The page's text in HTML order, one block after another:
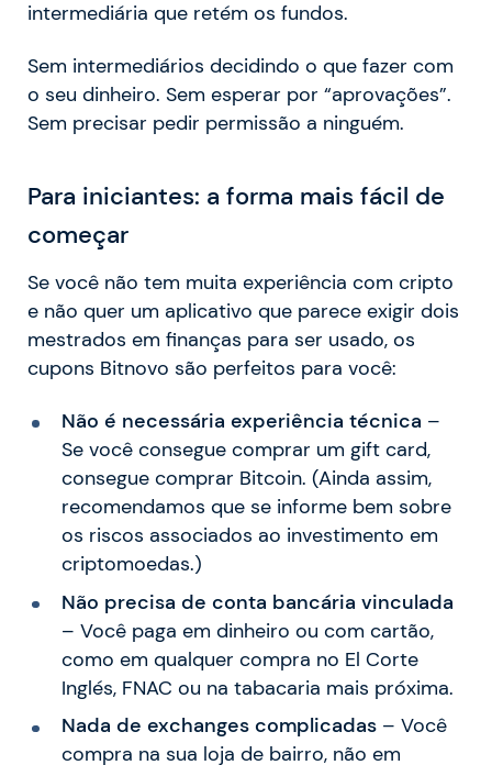
intermediária que retém os fundos.
Sem intermediários decidindo o que fazer com
o seu dinheiro. Sem esperar por “aprovações”.
Sem precisar pedir permissão a ninguém.
Para iniciantes: a forma mais fácil de
começar
Se você não tem muita experiência com cripto
e não quer um aplicativo que parece exigir dois
mestrados em finanças para ser usado, os
cupons Bitnovo são perfeitos para você:
Não é necessária experiência técnica –
Se você consegue comprar um gift card,
consegue comprar Bitcoin. (Ainda assim,
recomendamos que se informe bem sobre
os riscos associados ao investimento em
criptomoedas.)
Não precisa de conta bancária vinculada
– Você paga em dinheiro ou com cartão,
como em qualquer compra no El Corte
Inglés, FNAC ou na tabacaria mais próxima.
Nada de exchanges complicadas– Você
compra na sua loja de bairro, não em